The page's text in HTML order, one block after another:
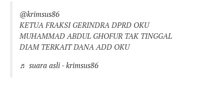
@krimsus86
KETUA FRAKSI GERINDRA DPRD OKU
MUHAMMAD ABDUL GHOFUR TAK TINGGAL
DIAM TERKAIT DANA ADD OKU
♬ suara asli - krimsus86